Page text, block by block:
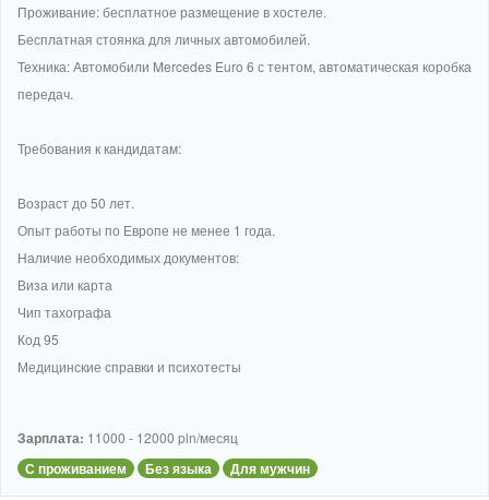
Проживание: бесплатное размещение в хостеле.
Бесплатная стоянка для личных автомобилей.
Техника: Автомобили Mercedes Euro 6 с тентом, автоматическая коробка
передач.
Требования к кандидатам:
Возраст до 50 лет.
Опыт работы по Европе не менее 1 года.
Наличие необходимых документов:
Виза или карта
Чип тахографа
Код 95
Медицинские справки и психотесты
Зарплата: 11000 - 12000 pln/месяц
С проживанием Без языка Для мужчин